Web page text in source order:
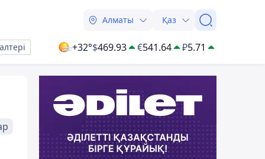
Алматы Қаз
+32°$469.93 €541.64 ₽5.71